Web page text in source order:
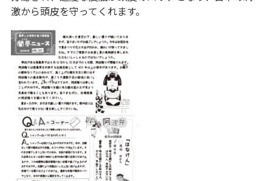
激から頭皮を守ってくれます。